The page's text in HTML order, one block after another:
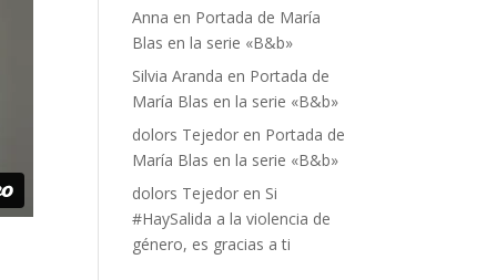
Anna en Portada de María
Blas en la serie «B&b»
Silvia Aranda en Portada de
María Blas en la serie «B&b»
dolors Tejedor en Portada de
María Blas en la serie «B&b»
dolors Tejedor en Si
#HaySalida a la violencia de
género, es gracias a ti